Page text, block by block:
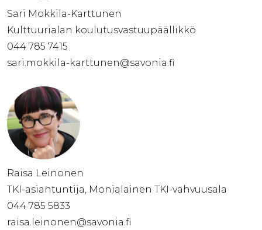
Sari Mokkila-Karttunen
Kulttuurialan koulutusvastuupäällikkö
044 785 7415
sari.mokkila-karttunen@savonia.fi
Raisa Leinonen
TKI-asiantuntija, Monialainen TKI-vahvuusala
044 785 5833
raisa.leinonen@savonia.fi